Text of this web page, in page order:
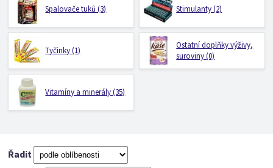
Spalovače tuků (3) Stimulanty (2)
Tyčinky (1)
Ostatní doplňky výživy,
suroviny (0)
Vitamíny a minerály (35)
Řadit